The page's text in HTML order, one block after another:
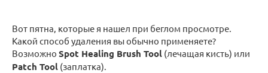
Вот пятна, которые я нашел при беглом просмотре.
Какой способ удаления вы обычно применяете?
Возможно Spot Healing Brush Tool (лечащая кисть) или
Patch Tool (заплатка).